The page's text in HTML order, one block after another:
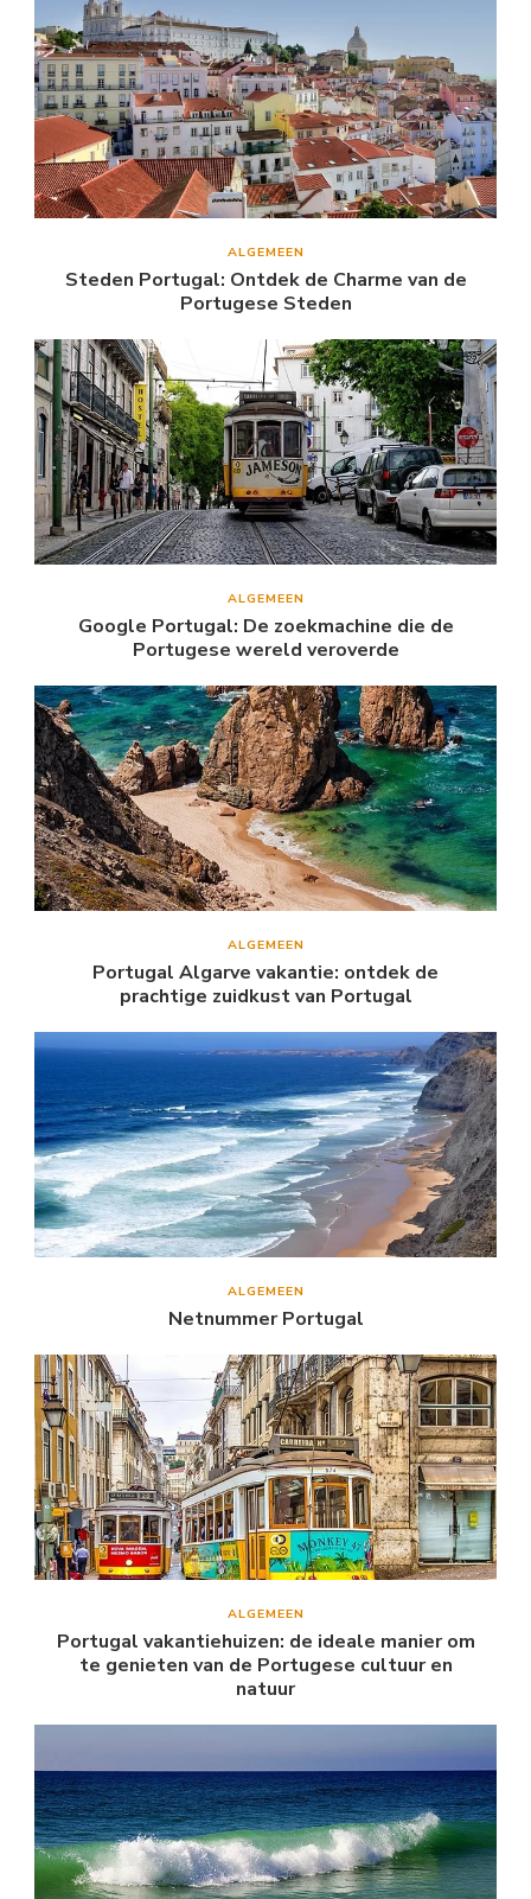
ALGEMEEN
Steden Portugal: Ontdek de Charme van de
Portugese Steden
ALGEMEEN
Google Portugal: De zoekmachine die de
Portugese wereld veroverde
ALGEMEEN
Portugal Algarve vakantie: ontdek de
prachtige zuidkust van Portugal
ALGEMEEN
Netnummer Portugal
ALGEMEEN
Portugal vakantiehuizen: de ideale manier om
te genieten van de Portugese cultuur en
natuur